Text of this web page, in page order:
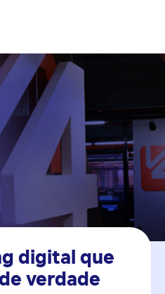
digital que
verdade